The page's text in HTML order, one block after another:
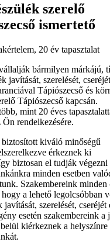
szerelő
ismertető
20 év tapasztalat
bármilyen márkájú,
javítását, szerelését,
Tápiószecső és
Tápiószecső kapcsán.
mint 20 éves
rendelkezésére.
kiváló minőségű
érkeznek ki
biztosan el tudják végezni
minden esetben
Szakembereink minden
a lehető legolcsóbban
szerelését, cseréjét
esetén szakembereink a
kiérkeznek a helyszínre